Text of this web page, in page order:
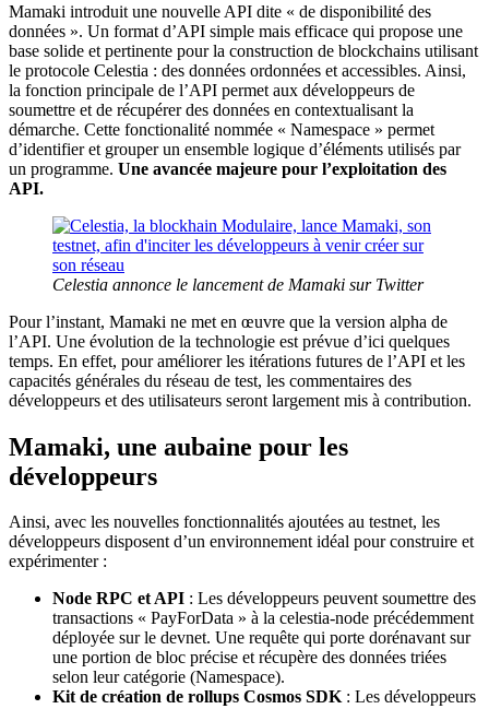
Mamaki introduit une nouvelle API dite « de disponibilité des
données ». Un format d’API simple mais efficace qui propose une
base solide et pertinente pour la construction de blockchains utilisant
le protocole Celestia : des données ordonnées et accessibles. Ainsi,
la fonction principale de l’API permet aux développeurs de
soumettre et de récupérer des données en contextualisant la
démarche. Cette fonctionalité nommée « Namespace » permet
d’identifier et grouper un ensemble logique d’éléments utilisés par
un programme. Une avancée majeure pour l’exploitation des
API.
Celestia annonce le lancement de Mamaki sur Twitter
Pour l’instant, Mamaki ne met en œuvre que la version alpha de
l’API. Une évolution de la technologie est prévue d’ici quelques
temps. En effet, pour améliorer les itérations futures de l’API et les
capacités générales du réseau de test, les commentaires des
développeurs et des utilisateurs seront largement mis à contribution.
Mamaki, une aubaine pour les
développeurs
Ainsi, avec les nouvelles fonctionnalités ajoutées au testnet, les
développeurs disposent d’un environnement idéal pour construire et
expérimenter :
Node RPC et API : Les développeurs peuvent soumettre des
transactions « PayForData » à la celestia-node précédemment
déployée sur le devnet. Une requête qui porte dorénavant sur
une portion de bloc précise et récupère des données triées
selon leur catégorie (Namespace).
Kit de création de rollups Cosmos SDK: Les développeurs